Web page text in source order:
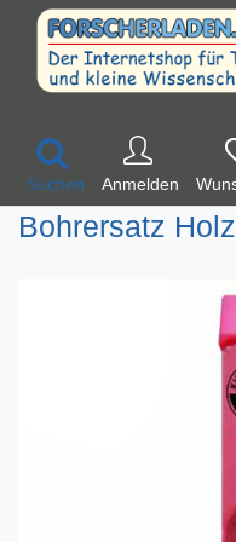
Suchen Anmelden
Bohrersatz Holz